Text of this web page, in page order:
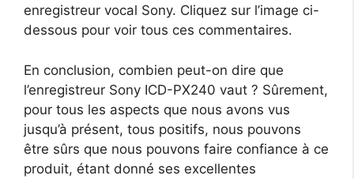
enregistreur vocal Sony. Cliquez sur l’image ci-
dessous pour voir tous ces commentaires.
En conclusion, combien peut-on dire que
l’enregistreur Sony ICD-PX240 vaut ? Sûrement,
pour tous les aspects que nous avons vus
jusqu’à présent, tous positifs, nous pouvons
être sûrs que nous pouvons faire confiance à ce
produit, étant donné ses excellentes